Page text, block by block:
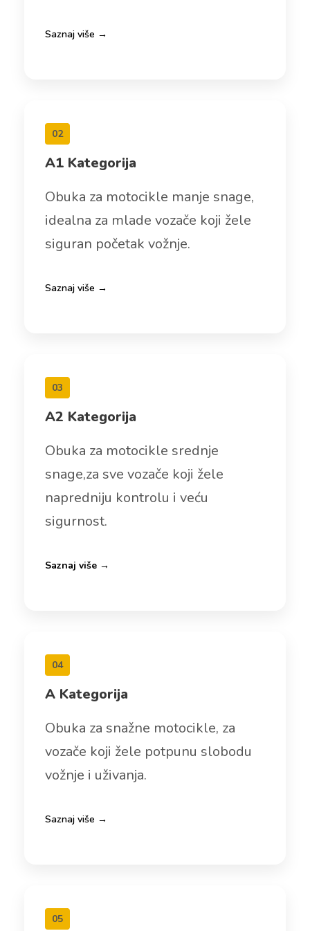
Saznaj više →
02
A1 Kategorija
Obuka za motocikle manje snage,
idealna za mlade vozače koji žele
siguran početak vožnje.
Saznaj više →
03
A2 Kategorija
Obuka za motocikle srednje
snage,za sve vozače koji žele
napredniju kontrolu i veću
sigurnost.
Saznaj više →
04
A Kategorija
Obuka za snažne motocikle, za
vozače koji žele potpunu slobodu
vožnje i uživanja.
Saznaj više →
05